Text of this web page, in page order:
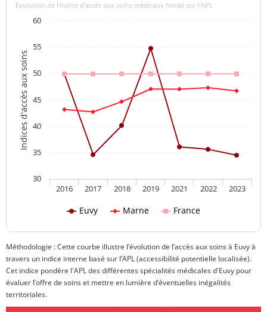
Indices d'accès aux soins
Evolution de l’indice d’accès aux soins médicaux fondé sur l'APL
Euvy Marne France
2016 2017 2018 2019 2021 2022 2023
30
35
40
45
50
55
60
Méthodologie : Cette courbe illustre l’évolution de l’accès aux soins à Euvy à
travers un indice interne basé sur l’APL (accessibilité potentielle localisée).
Cet indice pondère l'APL des différentes spécialités médicales d'Euvy pour
évaluer l’offre de soins et mettre en lumière d’éventuelles inégalités
territoriales.